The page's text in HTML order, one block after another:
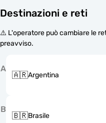
Destinazioni e reti
⚠️ L'operatore può cambiare le
preavviso.
A
🇦🇷Argentina
B
🇧🇷Brasile